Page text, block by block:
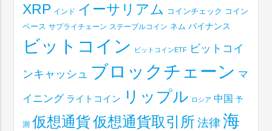
XRP インド イーサリアム コインチェック コイン
ベース サプライチェーン ステーブルコイン ネム バイナンス
ビットコイン ビットコインETF ビットコイ
ンキャッシュ ブロックチェーン マ
イニング ライトコイン リップル ロシア 中国 予
測 仮想通貨仮想通貨取引所 法律 海